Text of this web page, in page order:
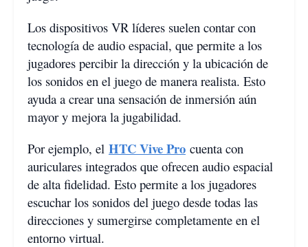
Los dispositivos VR líderes suelen contar con
tecnología de audio espacial, que permite a los
jugadores percibir la dirección y la ubicación de
los sonidos en el juego de manera realista. Esto
ayuda a crear una sensación de inmersión aún
mayor y mejora la jugabilidad.
Por ejemplo, el HTC Vive Pro cuenta con
auriculares integrados que ofrecen audio espacial
de alta fidelidad. Esto permite a los jugadores
escuchar los sonidos del juego desde todas las
direcciones y sumergirse completamente en el
entorno virtual.